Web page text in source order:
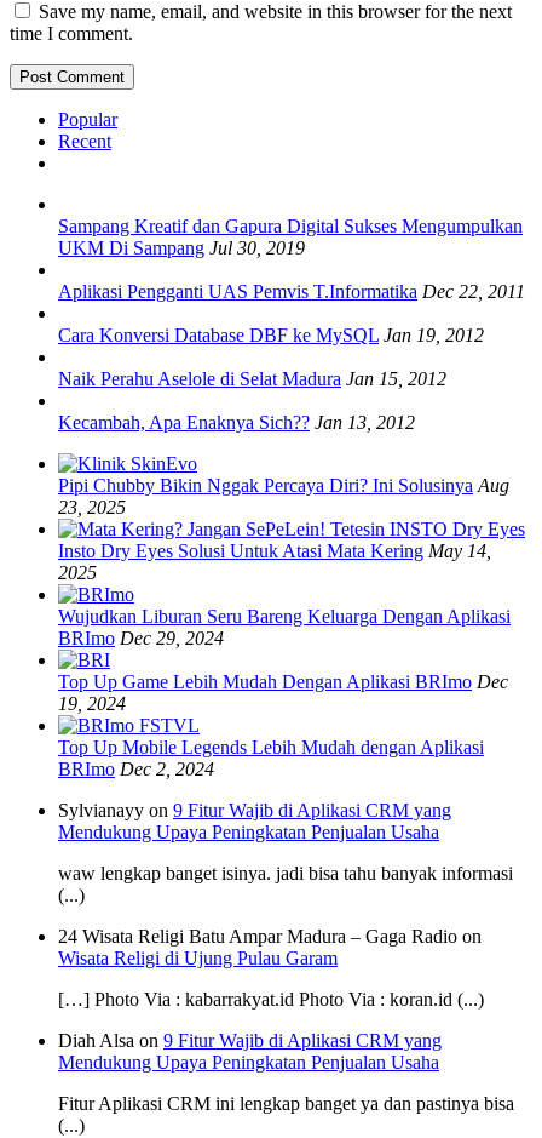
Save my name, email, and website in this browser for the next
time I comment.
Popular
Recent
Sampang Kreatif dan Gapura Digital Sukses Mengumpulkan
UKM Di Sampang Jul 30, 2019
Aplikasi Pengganti UAS Pemvis T.Informatika Dec 22, 2011
Cara Konversi Database DBF ke MySQL Jan 19, 2012
Naik Perahu Aselole di Selat Madura Jan 15, 2012
Kecambah, Apa Enaknya Sich?? Jan 13, 2012
Pipi Chubby Bikin Nggak Percaya Diri? Ini Solusinya Aug
23, 2025
Insto Dry Eyes Solusi Untuk Atasi Mata Kering May 14,
2025
Wujudkan Liburan Seru Bareng Keluarga Dengan Aplikasi
BRImo Dec 29, 2024
Top Up Game Lebih Mudah Dengan Aplikasi BRImo Dec
19, 2024
Top Up Mobile Legends Lebih Mudah dengan Aplikasi
BRImo Dec 2, 2024
Sylvianayy on 9 Fitur Wajib di Aplikasi CRM yang
Mendukung Upaya Peningkatan Penjualan Usaha
waw lengkap banget isinya. jadi bisa tahu banyak informasi
(...)
24 Wisata Religi Batu Ampar Madura – Gaga Radio on
Wisata Religi di Ujung Pulau Garam
[…] Photo Via : kabarrakyat.id Photo Via : koran.id (...)
Diah Alsa on 9 Fitur Wajib di Aplikasi CRM yang
Mendukung Upaya Peningkatan Penjualan Usaha
Fitur Aplikasi CRM ini lengkap banget ya dan pastinya bisa
(...)